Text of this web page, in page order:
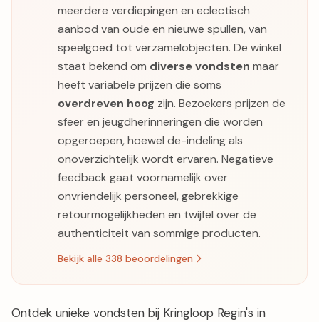
meerdere verdiepingen en eclectisch
aanbod van oude en nieuwe spullen, van
speelgoed tot verzamelobjecten. De winkel
staat bekend om diverse vondsten maar
heeft variabele prijzen die soms
overdreven hoog zijn. Bezoekers prijzen de
sfeer en jeugdherinneringen die worden
opgeroepen, hoewel de-indeling als
onoverzichtelijk wordt ervaren. Negatieve
feedback gaat voornamelijk over
onvriendelijk personeel, gebrekkige
retourmogelijkheden en twijfel over de
authenticiteit van sommige producten.
Bekijk alle 338 beoordelingen
Ontdek unieke vondsten bij Kringloop Regin's in